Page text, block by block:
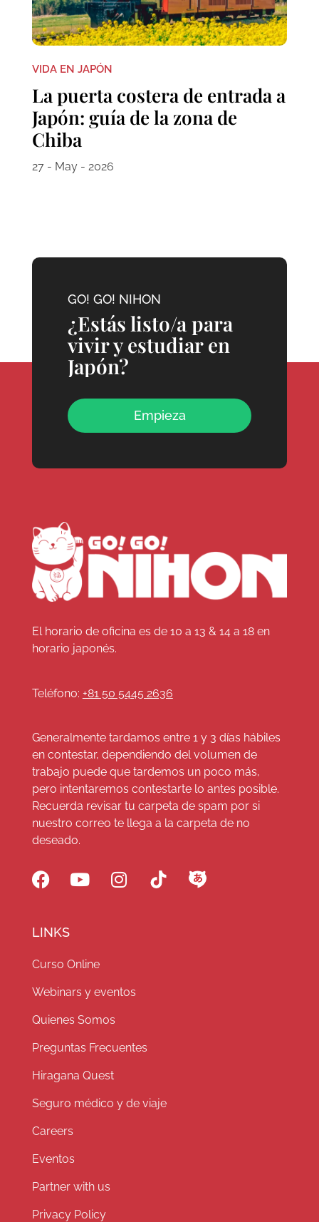
VIDA EN JAPÓN
La puerta costera de entrada a
Japón: guía de la zona de
Chiba
27 - May - 2026
GO! GO! NIHON
¿Estás listo/a para
vivir y estudiar en
Japón?
Empieza
El horario de oficina es de 10 a 13 & 14 a 18 en
horario japonés.
Teléfono: +81 50 5445 2636
Generalmente tardamos entre 1 y 3 días hábiles
en contestar, dependiendo del volumen de
trabajo puede que tardemos un poco más,
pero intentaremos contestarte lo antes posible.
Recuerda revisar tu carpeta de spam por si
nuestro correo te llega a la carpeta de no
deseado.
LINKS
Curso Online
Webinars y eventos
Quienes Somos
Preguntas Frecuentes
Hiragana Quest
Seguro médico y de viaje
Careers
Eventos
Partner with us
Privacy Policy